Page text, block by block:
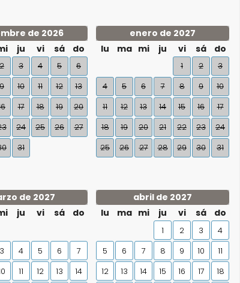
de 2026
ju vi sá do
2 3 4 5
6
9 10 11 12
13
17 18 19
20
24 25 26
27
31
enero de 2027
lu
ma mi ju vi sá do
1 2
3
4
5 6 7 8 9
10
11
12 13 14 15 16
17
18
19 20 21 22 23
24
25
26 27 28 29 30 31
de 2027
ju vi sá do
3 4 5 6
7
11 12 13 14
abril de 2027
lu
ma mi ju vi sá do
1 2 3
4
5
6 7 8 9 10
11
12
13 14 15 16 17 18